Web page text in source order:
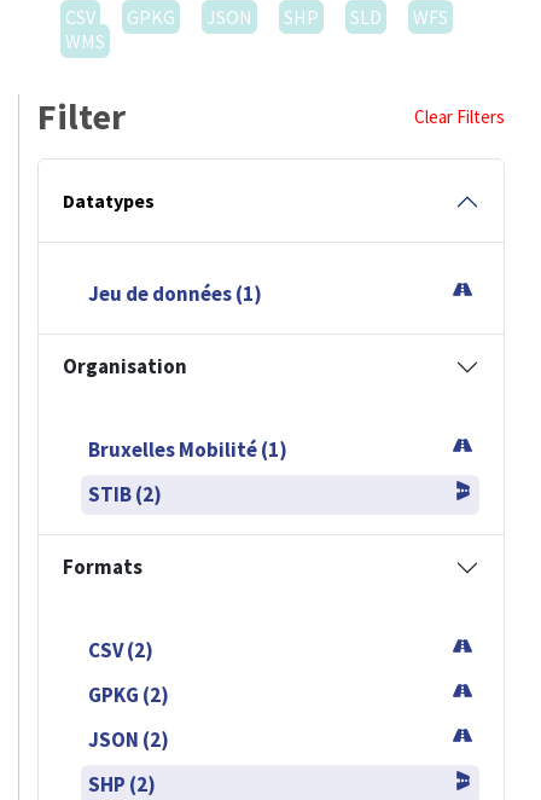
CSV
GPKG JSON SHP SLD
WFS
WMS
Filter Clear Filters
Datatypes
Jeu de données (1)
Organisation
Bruxelles Mobilité (1)
STIB (2)
Formats
CSV (2)
GPKG (2)
JSON (2)
SHP (2)